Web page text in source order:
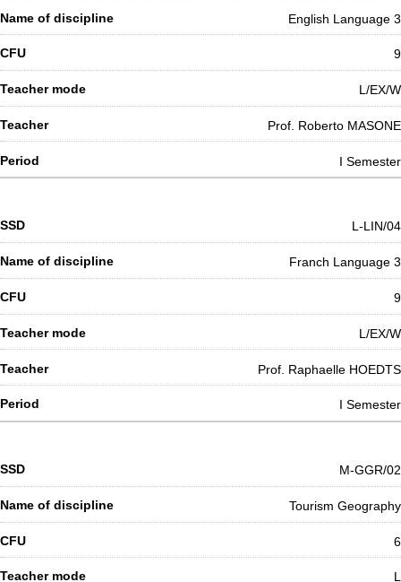
English Language 3
9
L/EX/W
Prof. Roberto MASONE
I Semester
L-LIN/04
Franch Language 3
9
L/EX/W
Prof. Raphaelle HOEDTS
I Semester
M-GGR/02
Tourism Geography
6
L